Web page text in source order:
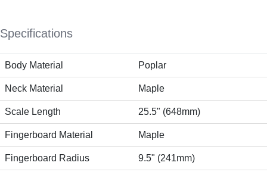
Specifications
Body Material Poplar
Neck Material Maple
Scale Length 25.5" (648mm)
Fingerboard Material Maple
Fingerboard Radius 9.5" (241mm)